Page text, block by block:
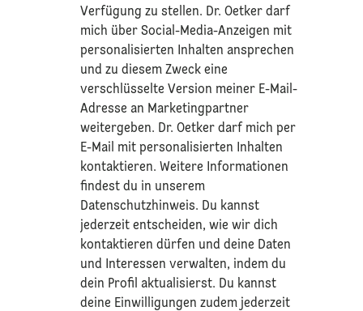
Verfügung zu stellen. Dr. Oetker darf
mich über Social-Media-Anzeigen mit
personalisierten Inhalten ansprechen
und zu diesem Zweck eine
verschlüsselte Version meiner E-Mail-
Adresse an Marketingpartner
weitergeben. Dr. Oetker darf mich per
E-Mail mit personalisierten Inhalten
kontaktieren. Weitere Informationen
findest du in unserem
Datenschutzhinweis. Du kannst
jederzeit entscheiden, wie wir dich
kontaktieren dürfen und deine Daten
und Interessen verwalten, indem du
dein Profil aktualisierst. Du kannst
deine Einwilligungen zudem jederzeit